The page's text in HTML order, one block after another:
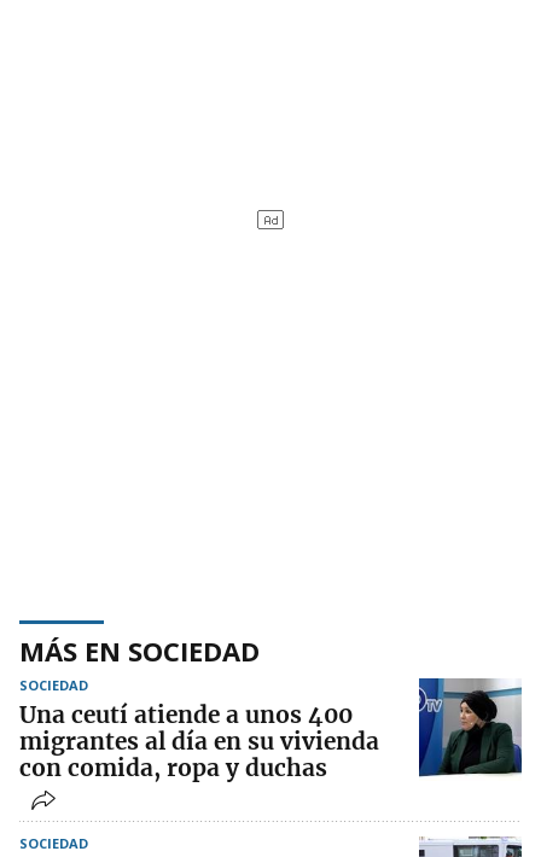
MÁS EN SOCIEDAD
SOCIEDAD
Una ceutí atiende a unos 400
migrantes al día en su vivienda
con comida, ropa y duchas
SOCIEDAD